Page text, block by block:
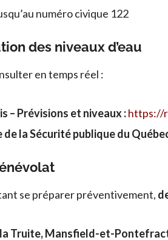
numéro civique 122
des niveaux d’eau
en temps réel :
– Prévisions et niveaux :https://
la Sécurité publique du
se préparer préventivement,
la Truite, Mansfield-et-